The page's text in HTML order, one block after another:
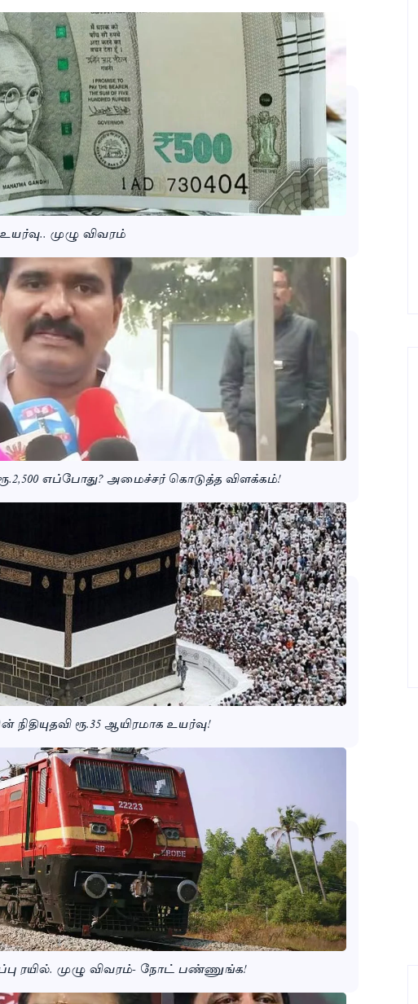
முழு விவரம்
ரூ.2,500 எப்போது? அமைச்சர் கொடுத்த விளக்கம்!
ரூ.35 ஆயிரமாக உயர்வு!
ரயில். முழு விவரம்- நோட் பண்ணுங்க!